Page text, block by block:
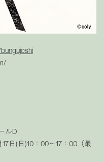
ルD
日(日)10：00～17：00（最